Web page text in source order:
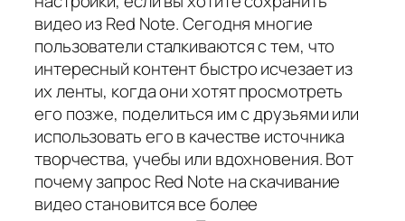
видео из Red Note. Сегодня многие
пользователи сталкиваются с тем, что
интересный контент быстро исчезает из
их ленты, когда они хотят просмотреть
его позже, поделиться им с друзьями или
использовать его в качестве источника
творчества, учебы или вдохновения. Вот
почему запрос Red Note на скачивание
видео становится все более